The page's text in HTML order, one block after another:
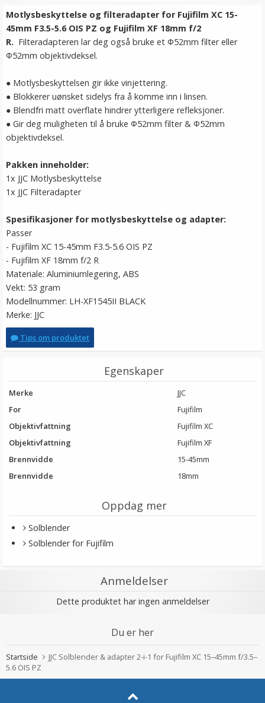
Motlysbeskyttelse og filteradapter for Fujifilm XC 15-
45mm F3.5-5.6 OIS PZ og Fujifilm XF 18mm f/2
R. Filteradapteren lar deg også bruke et Ф52mm filter eller
Ф52mm objektivdeksel.
● Motlysbeskyttelsen gir ikke vinjettering.
● Blokkerer uønsket sidelys fra å komme inn i linsen.
● Blendfri matt overflate hindrer ytterligere refleksjoner.
● Gir deg muligheten til å bruke Ф52mm filter & Ф52mm
objektivdeksel.
Pakken inneholder:
1x JJC Motlysbeskyttelse
1x JJC Filteradapter
Spesifikasjoner for motlysbeskyttelse og adapter:
Passer
- Fujifilm XC 15-45mm F3.5-5.6 OIS PZ
- Fujifilm XF 18mm f/2 R
Materiale: Aluminiumlegering, ABS
Vekt: 53 gram
Modellnummer: LH-XF1545II BLACK
Merke: JJC
Tips om produktet
Egenskaper
Merke
JJC
For
Fujifilm
Objektivfattning
Fujifilm XC
Objektivfattning
Fujifilm XF
Brennvidde
15-45mm
Brennvidde
18mm
Oppdag mer
Solblender
Solblender for Fujifilm
Anmeldelser
Dette produktet har ingen anmeldelser
Du er her
Startside
JJC Solblender & adapter 2-i-1 for Fujifilm XC 15–45mm f/3.5–
5.6 OIS PZ